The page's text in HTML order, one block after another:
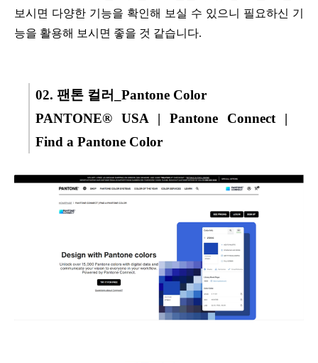
보시면 다양한 기능을 확인해 보실 수 있으니 필요하신 기
능을 활용해 보시면 좋을 것 같습니다.
02. 팬톤 컬러_Pantone Color
PANTONE® USA | Pantone Connect |
Find a Pantone Color